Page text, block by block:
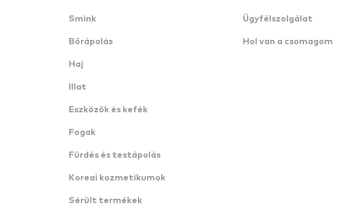
Smink
Bőrápolás
Haj
Illat
Eszközök és kefék
Fogak
Fürdés és testápolás
Koreai kozmetikumok
Sérült termékek
Ügyfélszolgálat
Hol van a csomagom